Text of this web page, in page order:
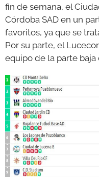
fin de semana, el
Córdoba SAD en un
favoritos, ya que se
Por su parte, el
equipo de la parte baja